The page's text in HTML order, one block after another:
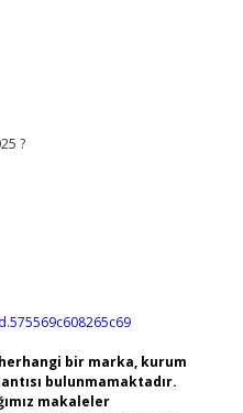
?
bir marka, kurum
bulunmamaktadır.
makaleler